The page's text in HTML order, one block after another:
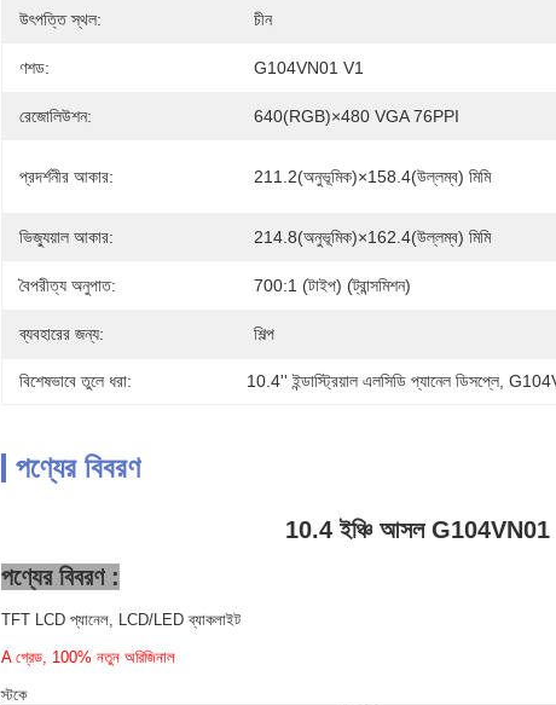
উৎপত্তি স্থল: চীন
ণশড: G104VN01 V1
রেজোলিউশন: 640(RGB)×480 VGA 76PPI
প্রদর্শনীর আকার: 211.2(অনুভূমিক)×158.4(উল্লম্ব) মিমি
ভিজ্যুয়াল আকার: 214.8(অনুভূমিক)×162.4(উল্লম্ব) মিমি
বৈপরীত্য অনুপাত: 700:1 (টাইপ) (ট্রান্সমিশন)
ব্যবহারের জন্য: শিল্প
বিশেষভাবে তুলে ধরা: 10.4'' ইন্ডাস্ট্রিয়াল এলসিডি প্যানেল ডিসপ্লে ,
পণ্যের বিবরণ
10.4 ইঞ্চি আসল G104VN01
পণ্যের বিবরণ :
TFT LCD প্যানেল, LCD/LED ব্যাকলাইট
A গ্রেড, 100% নতুন অরিজিনাল
স্টকে